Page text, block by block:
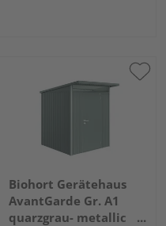
Biohort Gerätehaus
AvantGarde Gr. A1
quarzgrau- metallic